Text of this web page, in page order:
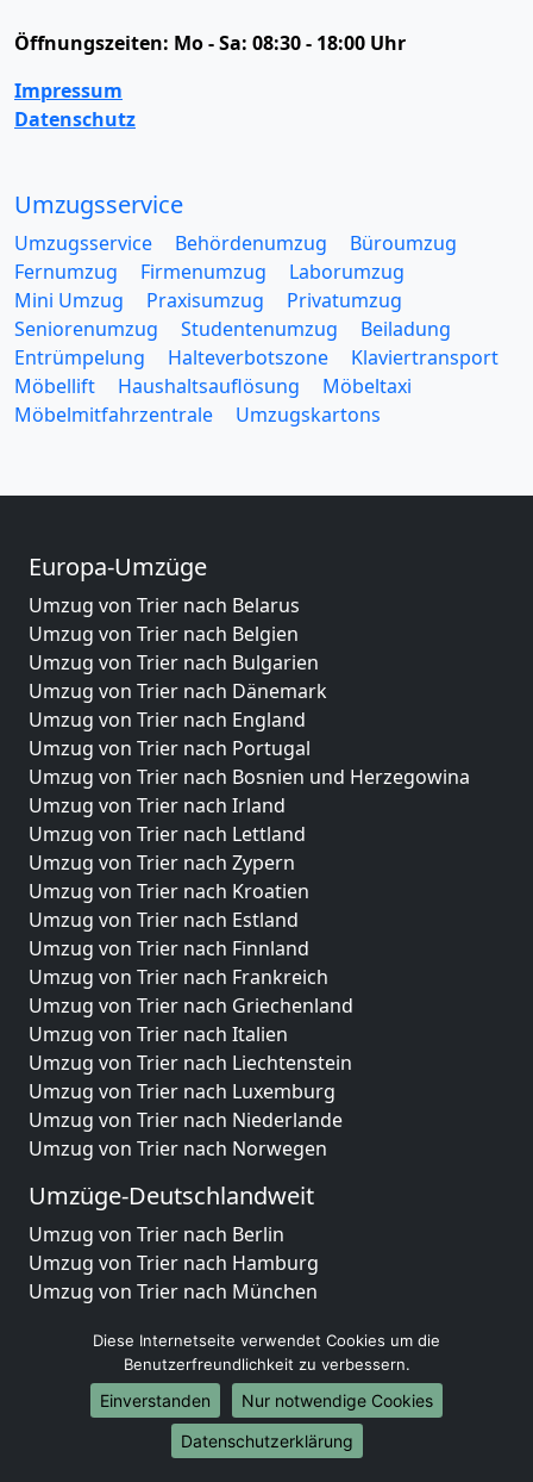
Öffnungszeiten: Mo - Sa: 08:30 - 18:00 Uhr
Impressum
Datenschutz
Umzugsservice
Umzugsservice Behördenumzug
Büroumzug
Fernumzug
Firmenumzug
Laborumzug
Mini Umzug
Praxisumzug
Privatumzug
Seniorenumzug
Studentenumzug
Beiladung
Entrümpelung
Halteverbotszone
Klaviertransport
Möbellift
Haushaltsauflösung
Möbeltaxi
Möbelmitfahrzentrale
Umzugskartons
Europa-Umzüge
Umzug von Trier nach Belarus
Umzug von Trier nach Belgien
Umzug von Trier nach Bulgarien
Umzug von Trier nach Dänemark
Umzug von Trier nach England
Umzug von Trier nach Portugal
Umzug von Trier nach Bosnien und Herzegowina
Umzug von Trier nach Irland
Umzug von Trier nach Lettland
Umzug von Trier nach Zypern
Umzug von Trier nach Kroatien
Umzug von Trier nach Estland
Umzug von Trier nach Finnland
Umzug von Trier nach Frankreich
Umzug von Trier nach Griechenland
Umzug von Trier nach Italien
Umzug von Trier nach Liechtenstein
Umzug von Trier nach Luxemburg
Umzug von Trier nach Niederlande
Umzug von Trier nach Norwegen
Umzüge-Deutschlandweit
Umzug von Trier nach Berlin
Umzug von Trier nach Hamburg
Umzug von Trier nach München
Umzug von Trier nach Frankfurt am Main
Umzug von Trier nach Stuttgart
Umzug von Trier nach Düsseldorf
Umzug von Trier nach Leipzig
Umzug von Trier nach Dortmund
Diese Internetseite verwendet Cookies um die
Benutzerfreundlichkeit zu verbessern.
Einverstanden
Nur notwendige Cookies
Datenschutzerklärung